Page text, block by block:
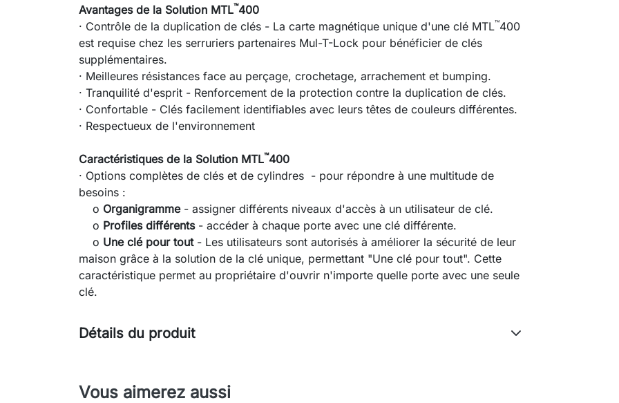
Avantages de la Solution MTL™400
· Contrôle de la duplication de clés - La carte magnétique unique d'une clé MTL™400
est requise chez les serruriers partenaires Mul-T-Lock pour bénéficier de clés
supplémentaires.
· Meilleures résistances face au perçage, crochetage, arrachement et bumping.
· Tranquilité d'esprit - Renforcement de la protection contre la duplication de clés.
· Confortable - Clés facilement identifiables avec leurs têtes de couleurs différentes.
· Respectueux de l'environnement
Caractéristiques de la Solution MTL™400
· Options complètes de clés et de cylindres - pour répondre à une multitude de
besoins :
o Organigramme- assigner différents niveaux d'accès à un utilisateur de clé.
o Profiles différents- accéder à chaque porte avec une clé différente.
o Une clé pour tout- Les utilisateurs sont autorisés à améliorer la sécurité de leur
maison grâce à la solution de la clé unique, permettant "Une clé pour tout". Cette
caractéristique permet au propriétaire d'ouvrir n'importe quelle porte avec une seule
clé.
Détails du produit
Vous aimerez aussi